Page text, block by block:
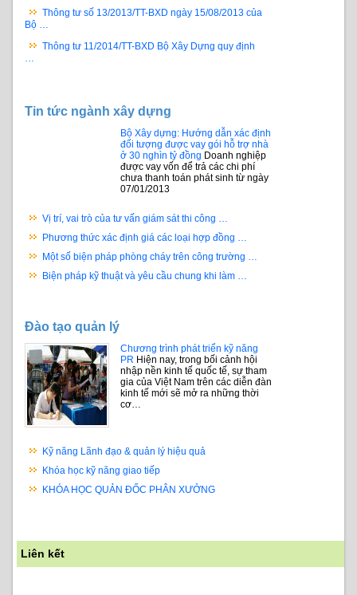
Thông tư số 13/2013/TT-BXD ngày 15/08/2013 của
Bộ …
Thông tư 11/2014/TT-BXD Bộ Xây Dựng quy định
…
Tin tức ngành xây dựng
Bộ Xây dựng: Hướng dẫn xác định
đối tượng được vay gói hỗ trợ nhà
ở 30 nghìn tỷ đồng Doanh nghiệp
được vay vốn để trả các chi phí
chưa thanh toán phát sinh từ ngày
07/01/2013
Vị trí, vai trò của tư vấn giám sát thi công …
Phương thức xác định giá các loại hợp đồng …
Một số biện pháp phòng cháy trên công trường …
Biện pháp kỹ thuật và yêu cầu chung khi làm …
Đào tạo quản lý
Chương trình phát triển kỹ năng
PR Hiện nay, trong bối cảnh hội
nhập nền kinh tế quốc tế, sự tham
gia của Việt Nam trên các diễn đàn
kinh tế mới sẽ mở ra những thời
cơ…
Kỹ năng Lãnh đạo & quản lý hiệu quả
Khóa học kỹ năng giao tiếp
KHÓA HỌC QUẢN ĐỐC PHÂN XƯỞNG
Liên kết